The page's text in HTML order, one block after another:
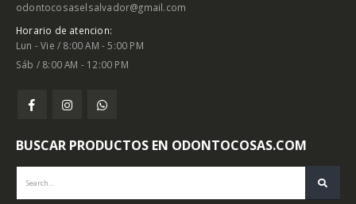
odontocosaselsalvador@gmail.com
Horario de atencion:
Lun - Vie / 8:00 AM - 5:00 PM
Sáb / 8:00 AM - 12:00 PM
BUSCAR PRODUCTOS EN ODONTOCOSAS.COM